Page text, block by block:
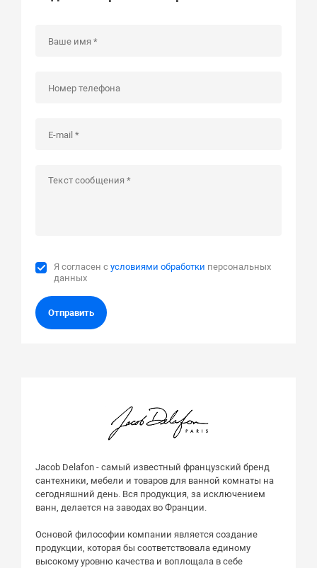
Я согласен сусловиями обработки персональных
данных
Отправить
Jacob Delafon - самый известный французский бренд
сантехники, мебели и товаров для ванной комнаты на
сегодняшний день. Вся продукция, за исключением
ванн, делается на заводах во Франции.
Основой философии компании является создание
продукции, которая бы соответствовала единому
высокому уровню качества и воплощала в себе